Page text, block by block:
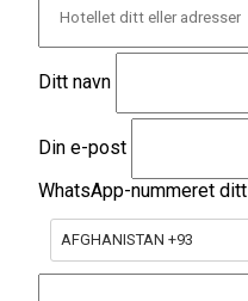
Ditt navn
Din e-post
WhatsApp-nummeret ditt
AFGHANISTAN +93